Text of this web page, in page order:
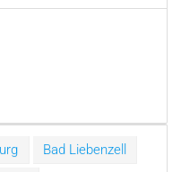
Bad Liebenzell